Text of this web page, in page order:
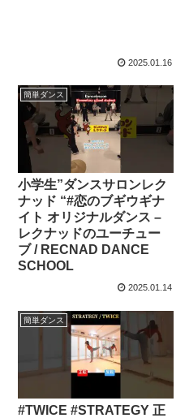
2025.01.16
簡単ダンス
小学生”ダンスサロンレク
ナッド “#恋のブギウギナ
イト オリジナルダンス –
レクナッドのユーチュー
ブ / RECNAD DANCE
SCHOOL
2025.01.14
簡単ダンス
#TWICE #STRATEGY 正